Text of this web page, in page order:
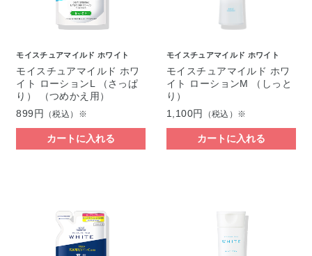
モイスチュアマイルド ホワイト
モイスチュアマイルド ホワ
イト ローションL （さっぱ
り） （つめかえ用）
899円
（税込）※
カートに入れる
モイスチュアマイルド ホワイト
モイスチュアマイルド ホワ
イト ローションM （しっと
り）
1,100円
（税込）※
カートに入れる